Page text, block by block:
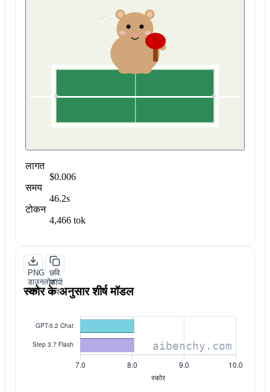
लागत
$0.006
समय
46.2s
टोकन
4,466 tok
PNG
डाउनलोड
करें
छवि
कॉपी
करें
स्कोर के अनुसार शीर्ष मॉडल